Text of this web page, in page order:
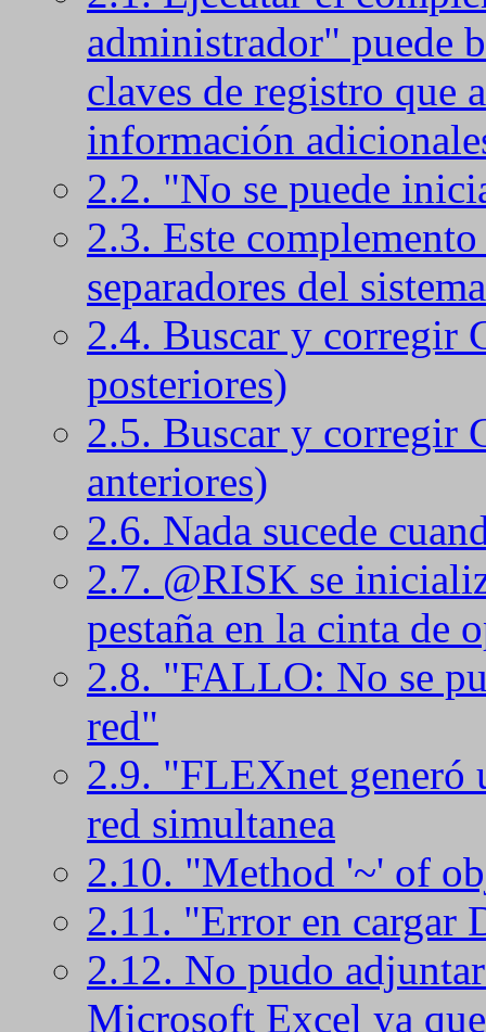
administrador" puede
claves de registro que
información
2.2. "No se puede
2.3. Este
separadores del sistema
2.4. Buscar y corregir
posteriores)
2.5. Buscar y corregir
anteriores)
2.6. Nada sucede
2.7. @RISK se
pestaña en la cinta de
2.8. "FALLO: No se
red"
2.9. "FLEXnet generó
red simultanea
2.10. "Method '~' of
2.11. "Error en cargar
2.12. No pudo
Microsoft Excel ya